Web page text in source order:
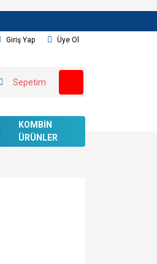
Giriş Yap Üye Ol
Sepetim
KOMBİN
ÜRÜNLER